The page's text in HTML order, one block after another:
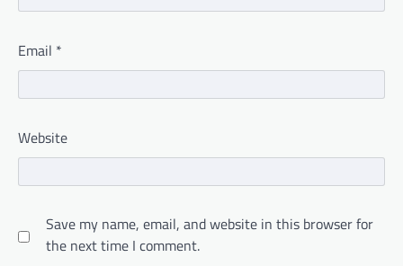
Email *
Website
Save my name, email, and website in this browser for
the next time I comment.